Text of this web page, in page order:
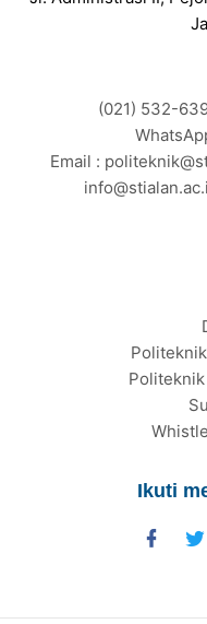
(021) 532-
Email :
Politeknik
Ikuti